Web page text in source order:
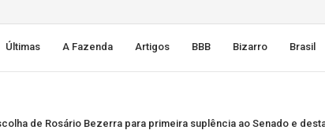
Últimas A Fazenda Artigos BBB Bizarro Brasil
de Rosário Bezerra para primeira suplência ao Senado e